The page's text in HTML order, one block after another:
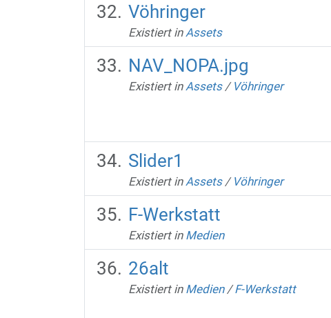
Vöhringer
Existiert in Assets
NAV_NOPA.jpg
Existiert in Assets / Vöhringer
Slider1
Existiert in Assets / Vöhringer
F-Werkstatt
Existiert in Medien
26alt
Existiert in Medien /F-Werkstatt